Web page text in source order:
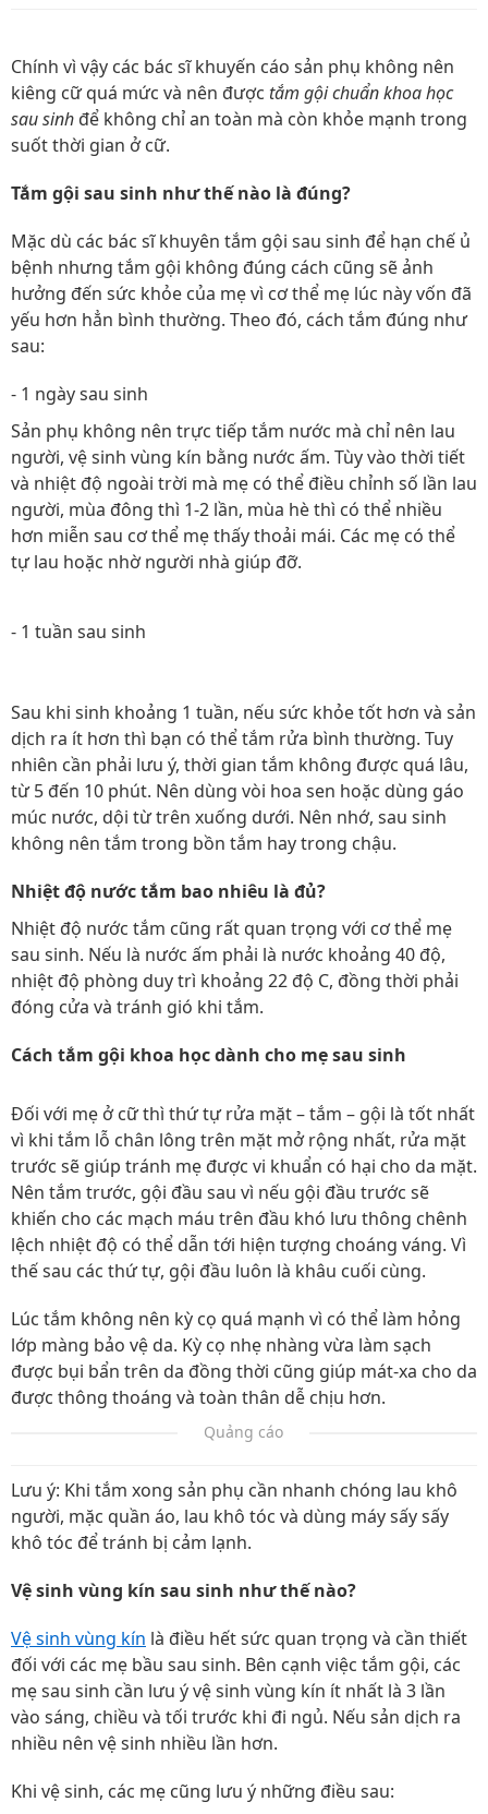
Chính vì vậy các bác sĩ khuyến cáo sản phụ không nên
kiêng cữ quá mức và nên được tắm gội chuẩn khoa học
sau sinh để không chỉ an toàn mà còn khỏe mạnh trong
suốt thời gian ở cữ.
Tắm gội sau sinh như thế nào là đúng?
Mặc dù các bác sĩ khuyên tắm gội sau sinh để hạn chế ủ
bệnh nhưng tắm gội không đúng cách cũng sẽ ảnh
hưởng đến sức khỏe của mẹ vì cơ thể mẹ lúc này vốn đã
yếu hơn hẳn bình thường. Theo đó, cách tắm đúng như
sau:
- 1 ngày sau sinh
Sản phụ không nên trực tiếp tắm nước mà chỉ nên lau
người, vệ sinh vùng kín bằng nước ấm. Tùy vào thời tiết
và nhiệt độ ngoài trời mà mẹ có thể điều chỉnh số lần lau
người, mùa đông thì 1-2 lần, mùa hè thì có thể nhiều
hơn miễn sau cơ thể mẹ thấy thoải mái. Các mẹ có thể
tự lau hoặc nhờ người nhà giúp đỡ.
- 1 tuần sau sinh
Sau khi sinh khoảng 1 tuần, nếu sức khỏe tốt hơn và sản
dịch ra ít hơn thì bạn có thể tắm rửa bình thường. Tuy
nhiên cần phải lưu ý, thời gian tắm không được quá lâu,
từ 5 đến 10 phút. Nên dùng vòi hoa sen hoặc dùng gáo
múc nước, dội từ trên xuống dưới. Nên nhớ, sau sinh
không nên tắm trong bồn tắm hay trong chậu.
Nhiệt độ nước tắm bao nhiêu là đủ?
Nhiệt độ nước tắm cũng rất quan trọng với cơ thể mẹ
sau sinh. Nếu là nước ấm phải là nước khoảng 40 độ,
nhiệt độ phòng duy trì khoảng 22 độ C, đồng thời phải
đóng cửa và tránh gió khi tắm.
Cách tắm gội khoa học dành cho mẹ sau sinh
Đối với mẹ ở cữ thì thứ tự rửa mặt – tắm – gội là tốt nhất
vì khi tắm lỗ chân lông trên mặt mở rộng nhất, rửa mặt
trước sẽ giúp tránh mẹ được vi khuẩn có hại cho da mặt.
Nên tắm trước, gội đầu sau vì nếu gội đầu trước sẽ
khiến cho các mạch máu trên đầu khó lưu thông chênh
lệch nhiệt độ có thể dẫn tới hiện tượng choáng váng. Vì
thế sau các thứ tự, gội đầu luôn là khâu cuối cùng.
Lúc tắm không nên kỳ cọ quá mạnh vì có thể làm hỏng
lớp màng bảo vệ da. Kỳ cọ nhẹ nhàng vừa làm sạch
được bụi bẩn trên da đồng thời cũng giúp mát-xa cho da
được thông thoáng và toàn thân dễ chịu hơn.
Quảng cáo
Lưu ý: Khi tắm xong sản phụ cần nhanh chóng lau khô
người, mặc quần áo, lau khô tóc và dùng máy sấy sấy
khô tóc để tránh bị cảm lạnh.
Vệ sinh vùng kín sau sinh như thế nào?
Vệ sinh vùng kín là điều hết sức quan trọng và cần thiết
đối với các mẹ bầu sau sinh. Bên cạnh việc tắm gội, các
mẹ sau sinh cần lưu ý vệ sinh vùng kín ít nhất là 3 lần
vào sáng, chiều và tối trước khi đi ngủ. Nếu sản dịch ra
nhiều nên vệ sinh nhiều lần hơn.
Khi vệ sinh, các mẹ cũng lưu ý những điều sau: